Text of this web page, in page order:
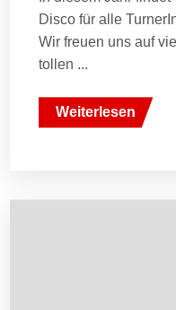
Disco für alle
Wir freuen uns auf
tollen ...
Weiterlesen